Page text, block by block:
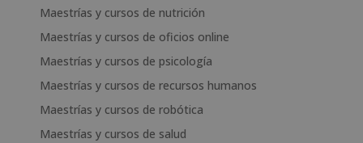
Maestrías y cursos de nutrición
Maestrías y cursos de oficios online
Maestrías y cursos de psicología
Maestrías y cursos de recursos humanos
Maestrías y cursos de robótica
Maestrías y cursos de salud